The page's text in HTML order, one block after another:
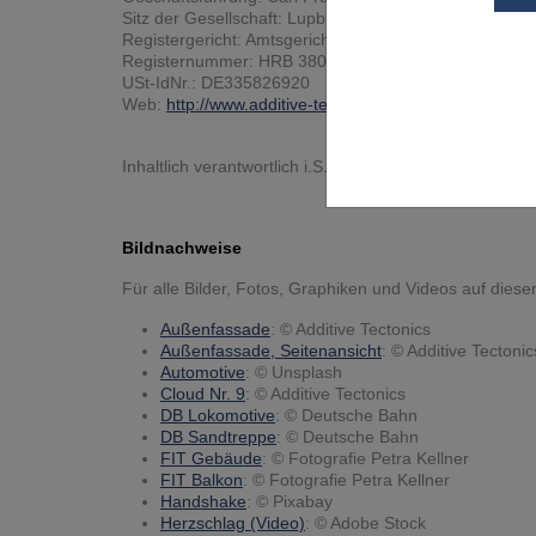
Sitz der Gesellschaft: Lupburg
Registergericht: Amtsgericht Nürnberg
Registernummer: HRB 38032
USt-IdNr.: DE335826920
Web: http://www.additive-tectonics.com
Inhaltlich verantwortlich i.S.d. § 18 Abs. 2 MStV: Carl
Bildnachweise
Für alle Bilder, Fotos, Graphiken und Videos auf
Außenfassade: © Additive Tectonics
Außenfassade, Seitenansicht: © Additive
Automotive: © Unsplash
Cloud Nr. 9: © Additive Tectonics
DB Lokomotive: © Deutsche Bahn
DB Sandtreppe: © Deutsche Bahn
FIT Gebäude: © Fotografie Petra Kellner
FIT Balkon: © Fotografie Petra Kellner
Handshake: © Pixabay
Herzschlag (Video): © Adobe Stock